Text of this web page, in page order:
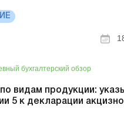
5 с правильным Кодом
7 – к ошибочному Коду
налогового обязательства) и к
бухгалтерский обзор
видам продукции:
5 к декларации